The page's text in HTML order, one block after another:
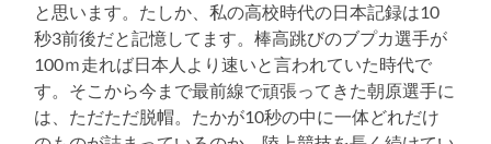
と思います。たしか、私の高校時代の日本記録は10
秒3前後だと記憶してます。棒高跳びのブプカ選手が
100ｍ走れば日本人より速いと言われていた時代で
す。そこから今まで最前線で頑張ってきた朝原選手に
は、ただただ脱帽。たかが10秒の中に一体どれだけ